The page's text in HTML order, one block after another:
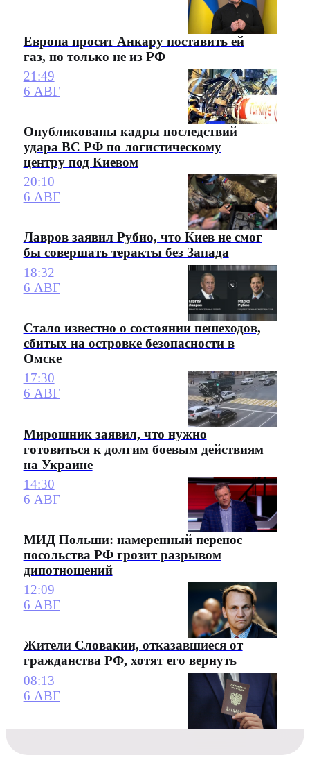
Европа просит Анкару поставить ей
газ, но только не из РФ
21:49
6 АВГ
Опубликованы кадры последствий
удара ВС РФ по логистическому
центру под Киевом
20:10
6 АВГ
Лавров заявил Рубио, что Киев не смог
бы совершать теракты без Запада
18:32
6 АВГ
Стало известно о состоянии пешеходов,
сбитых на островке безопасности в
Омске
17:30
6 АВГ
Мирошник заявил, что нужно
готовиться к долгим боевым действиям
на Украине
14:30
6 АВГ
МИД Польши: намеренный перенос
посольства РФ грозит разрывом
дипотношений
12:09
6 АВГ
Жители Словакии, отказавшиеся от
гражданства РФ, хотят его вернуть
08:13
6 АВГ